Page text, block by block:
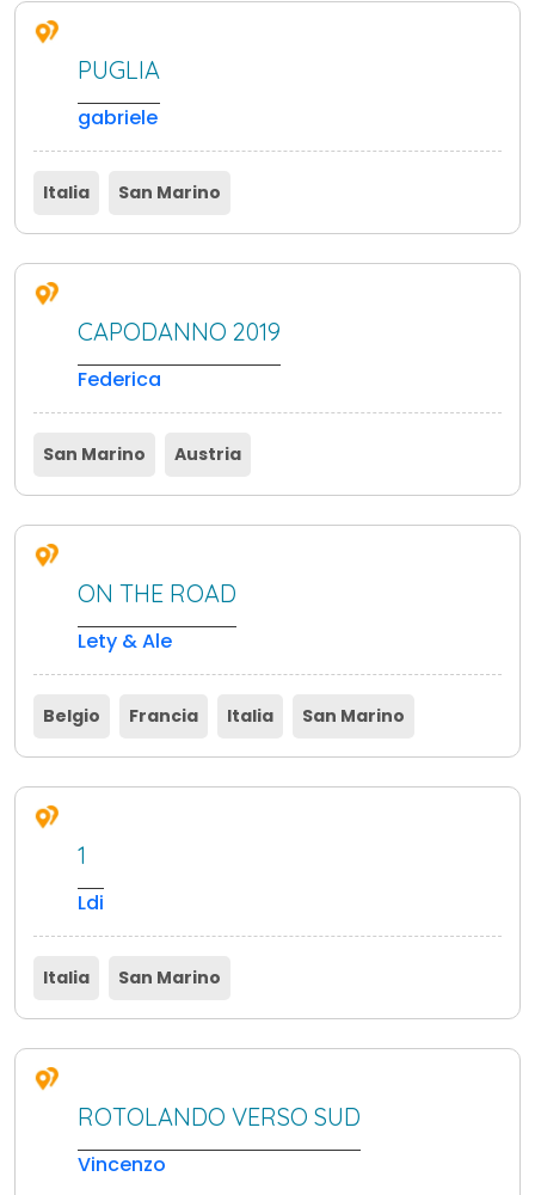
PUGLIA
gabriele
Italia San Marino
CAPODANNO 2019
Federica
San Marino Austria
ON THE ROAD
Lety & Ale
Belgio Francia Italia San Marino
1
Ldi
Italia San Marino
ROTOLANDO VERSO SUD
Vincenzo